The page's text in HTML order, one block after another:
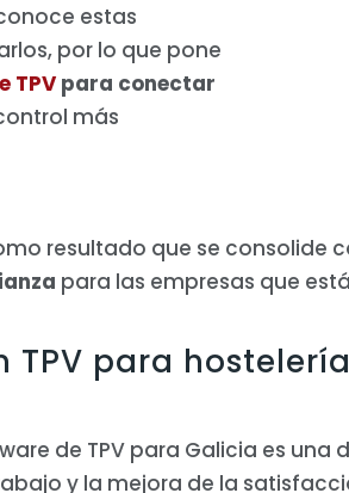
estas
por lo que pone
TPVpara conectar
más
resultado que se consolide
para las empresas que
para
de TPV para Galicia es
y la mejora de la